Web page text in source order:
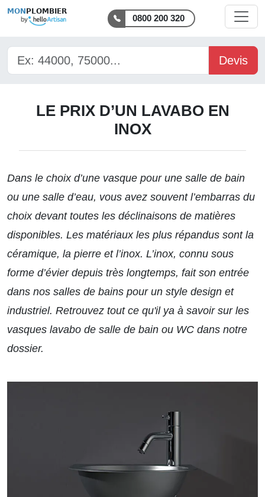
MON PLOMBIER
0800 200 320
Devis
LE PRIX D’UN LAVABO EN
INOX
Dans le choix d’une vasque pour une salle de bain
ou une salle d’eau, vous avez souvent l’embarras du
choix devant toutes les déclinaisons de matières
disponibles. Les matériaux les plus répandus sont la
céramique, la pierre et l’inox. L’inox, connu sous
forme d’évier depuis très longtemps, fait son entrée
dans nos salles de bains pour un style design et
industriel. Retrouvez tout ce qu'il ya à savoir sur les
vasques lavabo de salle de bain ou WC dans notre
dossier.